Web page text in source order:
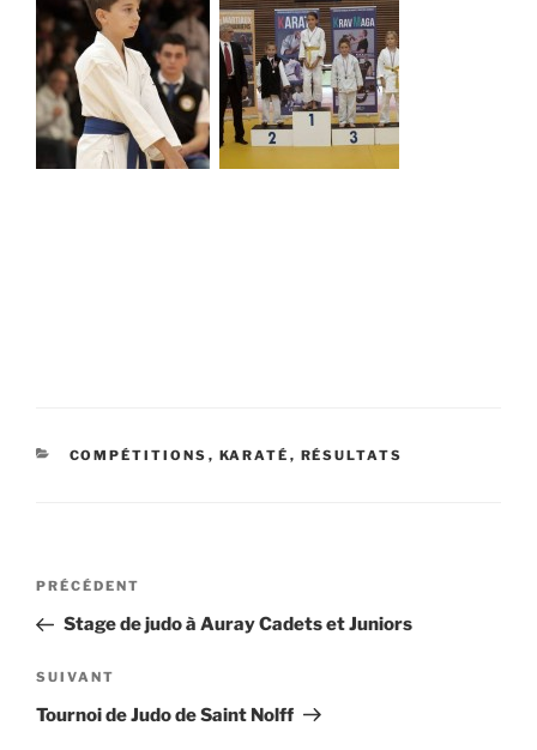
CATÉGORIES
COMPÉTITIONS , KARATÉ , RÉSULTATS
Navigation
l’article
Article
précédent
PRÉCÉDENT
Stage de judo à Auray Cadets et Juniors
Article
suivant
SUIVANT
Tournoi de Judo de Saint Nolff